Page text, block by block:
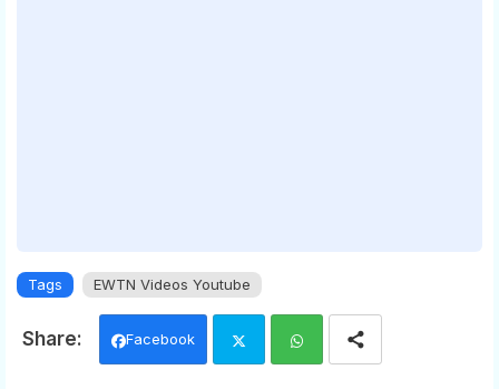
Tags EWTN Videos Youtube
Facebook